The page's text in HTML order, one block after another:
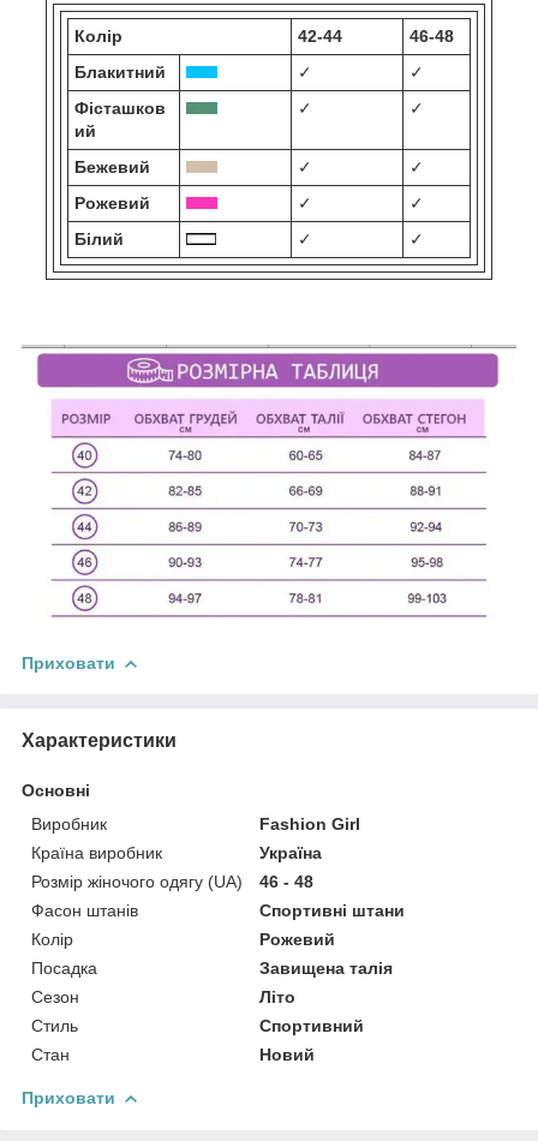
Колір 42-44
46-48
Блакитний
✓
✓
Фісташков
ий
✓ ✓
Бежевий ✓
✓
Рожевий
✓
✓
Білий
✓ ✓
Приховати
Характеристики
Основні
Виробник
Fashion Girl
Країна виробник
Україна
Розмір жіночого одягу (UA)
46 - 48
Фасон штанів
Спортивні штани
Колір
Рожевий
Посадка
Завищена талія
Сезон
Літо
Стиль
Спортивний
Стан
Новий
Приховати